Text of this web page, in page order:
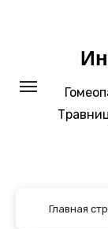
Главная